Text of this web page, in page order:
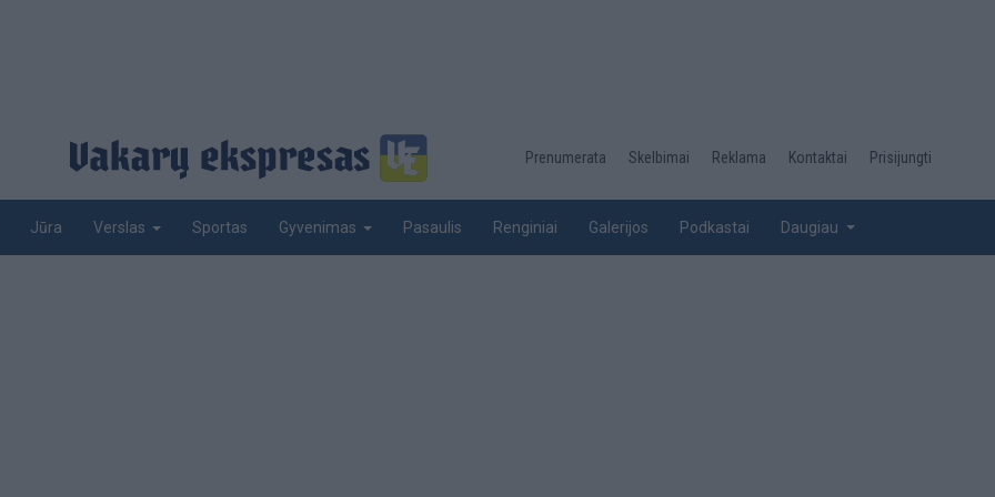
Desktop
top
Prenumerata Skelbimai Reklama Kontaktai Prisijungti
Jūra Verslas Sportas Gyvenimas Pasaulis Renginiai Galerijos Podkastai Daugiau